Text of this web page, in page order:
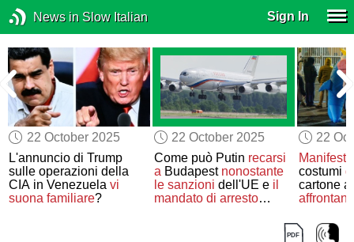
News in Slow Italian Sign In
22 October 2025
L'annuncio di Trump
sulle operazioni della
CIA in Venezuelavi
suona familiare?
22 October 2025
Come può Putin recarsi
aBudapest nonostante
le sanzioni dell'UE e il
mandato di arresto
22
costumi
cartone